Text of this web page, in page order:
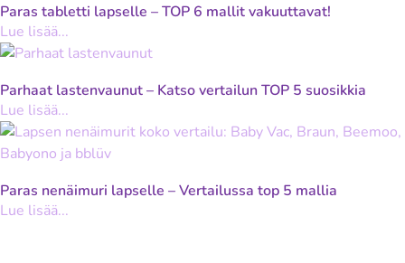
Paras tabletti lapselle – TOP 6 mallit vakuuttavat!
Lue lisää...
Parhaat lastenvaunut – Katso vertailun TOP 5 suosikkia
Lue lisää...
Paras nenäimuri lapselle – Vertailussa top 5 mallia
Lue lisää...